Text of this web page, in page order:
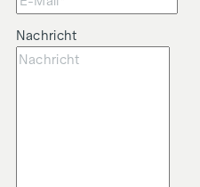
Nachricht